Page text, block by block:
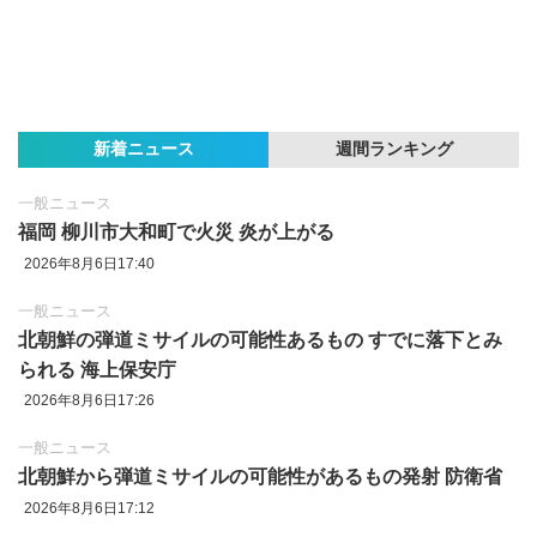
新着ニュース 週間ランキング
一般ニュース
福岡 柳川市大和町で火災 炎が上がる
2026年8月6日17:40
一般ニュース
北朝鮮の弾道ミサイルの可能性あるもの すでに落下とみ
られる 海上保安庁
2026年8月6日17:26
一般ニュース
北朝鮮から弾道ミサイルの可能性があるもの発射 防衛省
2026年8月6日17:12